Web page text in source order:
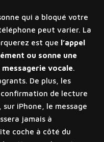
qui a bloqué votre
peut varier. La
est que l’appel
ou sonne une
vocale.
De plus, les
confirmation de lecture
iPhone, le message
jamais à
coche à côté du